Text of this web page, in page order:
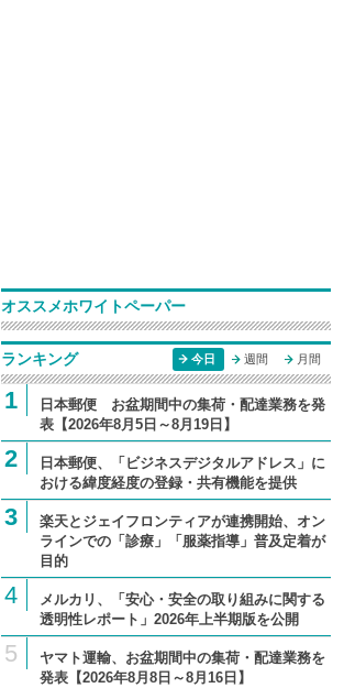
オススメホワイトペーパー
ランキング 今日 週間 月間
1
日本郵便 お盆期間中の集荷・配達業務を発
表【2026年8月5日～8月19日】
2
日本郵便、「ビジネスデジタルアドレス」に
おける緯度経度の登録・共有機能を提供
3
楽天とジェイフロンティアが連携開始、オン
ラインでの「診療」「服薬指導」普及定着が
目的
4
メルカリ、「安心・安全の取り組みに関する
透明性レポート」2026年上半期版を公開
5
ヤマト運輸、お盆期間中の集荷・配達業務を
発表【2026年8月8日～8月16日】